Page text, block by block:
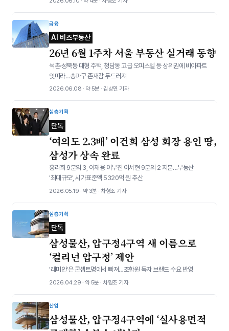
금융
AI 비즈부동산
26년 6월 1주차 서울 부동산 실거래 동향
석촌·성북동 대형 주택, 청담동 고급 오피스텔 등 상위권에 비아파트
잇따라…송파구 존재감 두드러져
2026.06.08 · 약 5분 · 김상연 기자
심층기획
단독
‘여의도 2.3배’ 이건희 삼성 회장 용인 땅,
삼성가 상속 완료
홍라희 9분의 3, 이재용 이부진 이서현 9분의 2 지분…부동산
'최대규모', 시가표준액 5320억 원 추산
2026.05.19 · 약 3분 · 차형조 기자
심층기획
단독
삼성물산, 압구정4구역 새 이름으로
‘컬리넌 압구정’ 제안
'래미안'은 콘셉트명에서 빠져…조합원 독자 브랜드 수요 반영
2026.04.29 · 약 5분 · 차형조 기자
산업
삼성물산, 압구정4구역에 ‘실사용면적